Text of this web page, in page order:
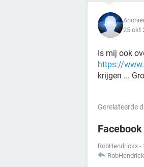
25 okt
Is mij ook
https://
krijgen ...
Gerelateerde
RobHendrickx -